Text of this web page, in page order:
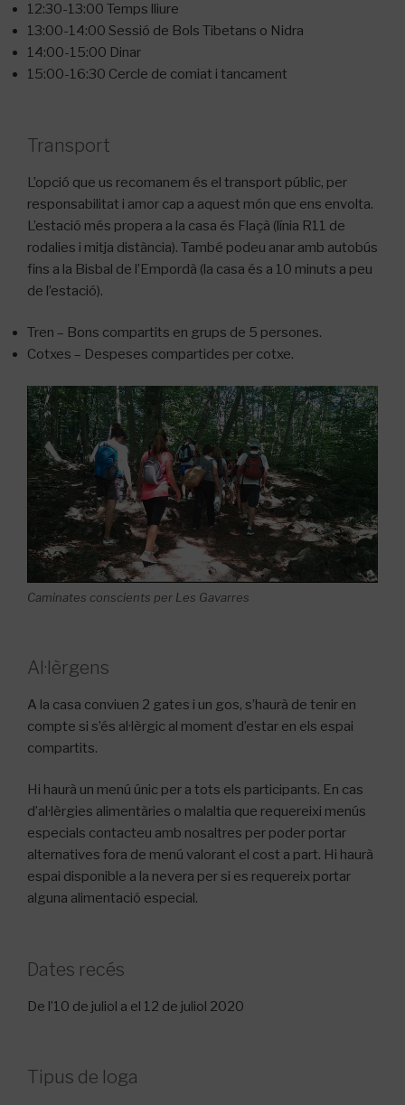
12:30-13:00 Temps lliure
13:00-14:00 Sessió de Bols Tibetans o Nidra
14:00-15:00 Dinar
15:00-16:30 Cercle de comiat i tancament
Transport
L’opció que us recomanem és el transport públic, per
responsabilitat i amor cap a aquest món que ens envolta.
L’estació més propera a la casa és Flaçà (línia R11 de
rodalies i mitja distància). També podeu anar amb autobús
fins a la Bisbal de l’Empordà (la casa és a 10 minuts a peu
de l’estació).
Tren – Bons compartits en grups de 5 persones.
Cotxes – Despeses compartides per cotxe.
Caminates conscients per Les Gavarres
Al·lèrgens
A la casa conviuen 2 gates i un gos, s’haurà de tenir en
compte si s’és al·lèrgic al moment d’estar en els espai
compartits.
Hi haurà un menú únic per a tots els participants. En cas
d’al·lèrgies alimentàries o malaltia que requereixi menús
especials contacteu amb nosaltres per poder portar
alternatives fora de menú valorant el cost a part. Hi haurà
espai disponible a la nevera per si es requereix portar
alguna alimentació especial.
Dates recés
De l’10 de juliol a el 12 de juliol 2020
Tipus de Ioga